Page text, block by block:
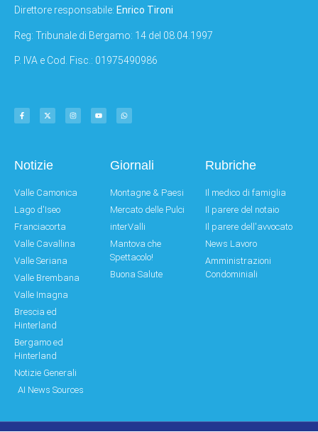
Direttore responsabile: Enrico Tironi
Reg: Tribunale di Bergamo: 14 del 08.04.1997
P. IVA e Cod. Fisc.: 01975490986
Notizie
Valle Camonica
Lago d'Iseo
Franciacorta
Valle Cavallina
Valle Seriana
Valle Brembana
Valle Imagna
Brescia ed
Hinterland
Bergamo ed
Hinterland
Notizie Generali
AI News Sources
Giornali
Montagne & Paesi
Mercato delle Pulci
interValli
Mantova che
Spettacolo!
Buona Salute
Rubriche
Il medico di famiglia
Il parere del notaio
Il parere dell'avvocato
News Lavoro
Amministrazioni
Condominiali